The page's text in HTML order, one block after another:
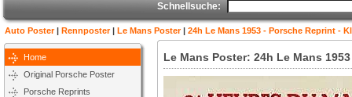
Schnellsuche:
Auto Poster| Rennposter| Le Mans Poster| 24h Le Mans 1953 - Porsche Reprint -
Home
Original Porsche Poster
Porsche Reprints
Le Mans Poster: 24h Le Mans